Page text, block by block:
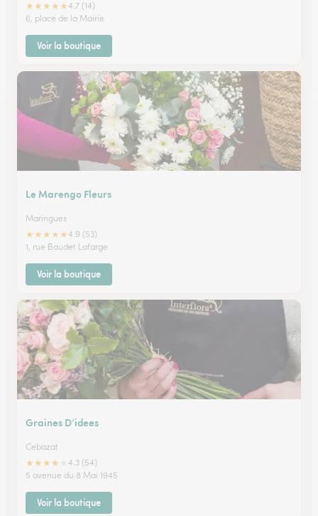
★★★★★4.7 (14)
6, place de la Mairie
Voir la boutique
Le Marengo Fleurs
Maringues
★★★★★4.9 (53)
1, rue Baudet Lafarge
Voir la boutique
Graines D’idees
Cebazat
★★★★
4.3 (54)
5 avenue du 8 Mai 1945
Voir la boutique